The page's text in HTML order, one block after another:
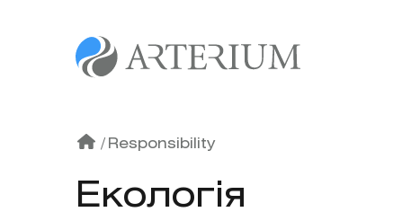
/ Responsibility
Екологія